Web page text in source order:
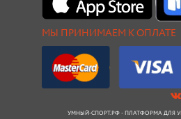
МЫ ПРИНИМАЕМ К ОПЛАТЕ
УМНЫЙ-СПОРТ.РФ - ПЛАТФОРМА ДЛЯ